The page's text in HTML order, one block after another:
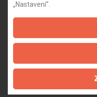
„Nastavení“.